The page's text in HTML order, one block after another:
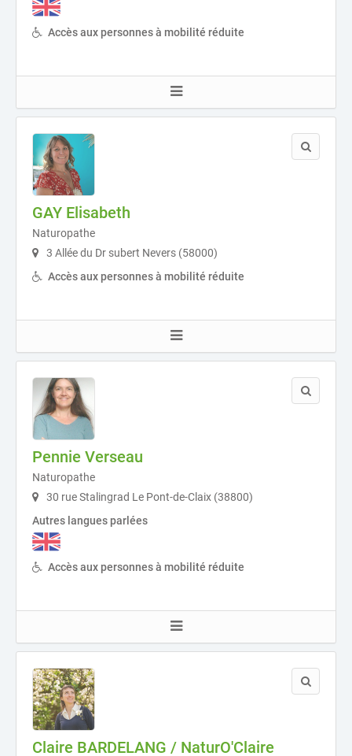
Accès aux personnes à mobilité réduite
GAY Elisabeth
Naturopathe
3 Allée du Dr subert Nevers (58000)
Accès aux personnes à mobilité réduite
Pennie Verseau
Naturopathe
30 rue Stalingrad Le Pont-de-Claix (38800)
Autres langues parlées
Accès aux personnes à mobilité réduite
Claire BARDELANG / NaturO'Claire